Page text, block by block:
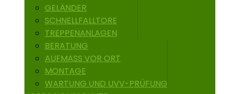
GELÄNDER
SCHNELLFALLTORE
TREPPENANLAGEN
BERATUNG
AUFMASS VOR ORT
MONTAGE
WARTUNG UND UVV-PRÜFUNG